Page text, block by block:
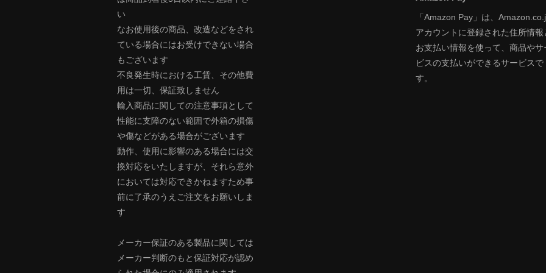
い
なお使用後の商品、改造などをされ
ている場合にはお受けできない場合
もございます
不良発生時における工賃、その他費
用は一切、保証致しません
輸入商品に関しての注意事項として
性能に支障のない範囲で外箱の損傷
や傷などがある場合がございます
動作、使用に影響のある場合には交
換対応をいたしますが、それら意外
においては対応できかねますため事
前に了承のうえご注文をお願いしま
す
メーカー保証のある製品に関しては
メーカー判断のもと保証対応が認め
「Amazon Pay」は、
アカウントに登録された住所情報
お支払い情報を使って、商品やサ
ビスの支払いができるサービスで
す。